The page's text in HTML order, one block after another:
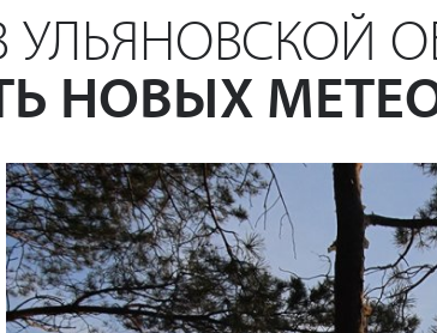
УЛЬЯНОВСКОЙ
НОВЫХ